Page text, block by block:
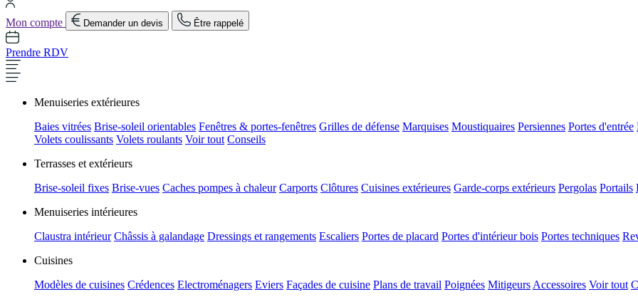
Mon compte Demander un devis Être rappelé
Prendre RDV
Menuiseries extérieures
Baies vitrées Brise-soleil orientables Fenêtres & portes-fenêtres Grilles de défense Marquises Moustiquaires Persiennes Portes d'entrée
Volets coulissants Volets roulants Voir tout Conseils
Terrasses et extérieurs
Brise-soleil fixes Brise-vues Caches pompes à chaleur Carports Clôtures Cuisines extérieures Garde-corps extérieurs Pergolas Portails
Menuiseries intérieures
Claustra intérieur Châssis à galandage Dressings et rangements Escaliers Portes de placard Portes d'intérieur bois Portes techniques
Cuisines
Modèles de cuisines Crédences Electroménagers Eviers Façades de cuisine Plans de travail Poignées Mitigeurs Accessoires Voir tout